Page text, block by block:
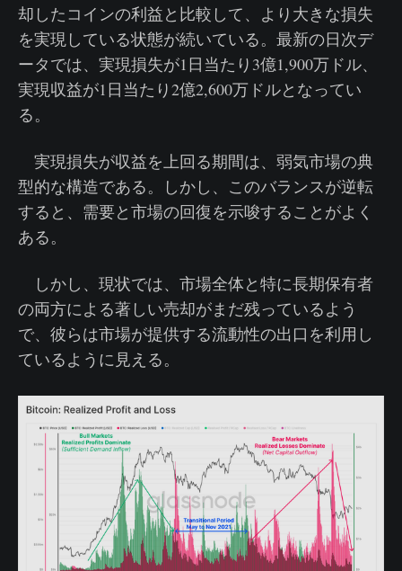
却したコインの利益と比較して、より大きな損失
を実現している状態が続いている。最新の日次デ
ータでは、実現損失が1日当たり3億1,900万ドル、
実現収益が1日当たり2億2,600万ドルとなってい
る。
実現損失が収益を上回る期間は、弱気市場の典
型的な構造である。しかし、このバランスが逆転
すると、需要と市場の回復を示唆することがよく
ある。
しかし、現状では、市場全体と特に長期保有者
の両方による著しい売却がまだ残っているよう
で、彼らは市場が提供する流動性の出口を利用し
ているように見える。